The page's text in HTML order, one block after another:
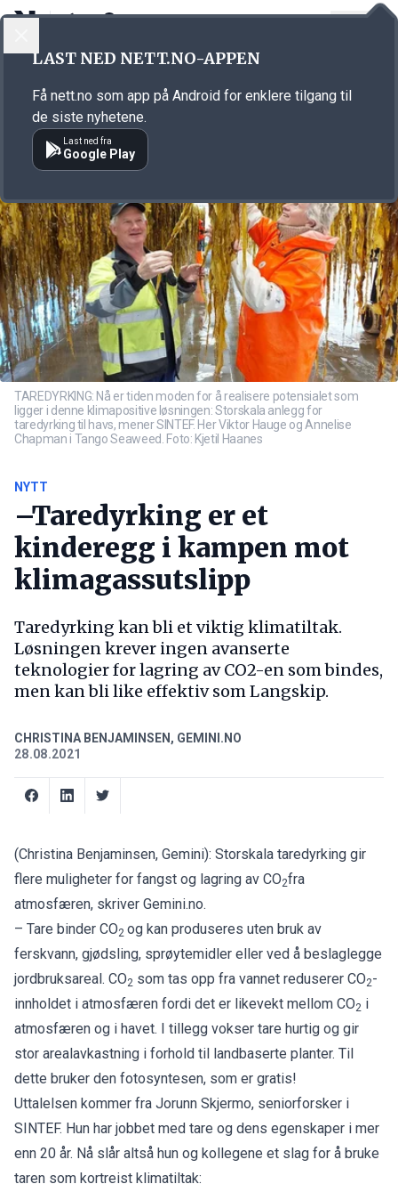
Annonsørinnhold
TAREDYRKING: Nå er tiden moden for å realisere potensialet som
ligger i denne klimapositive løsningen: Storskala anlegg for
taredyrking til havs, mener SINTEF. Her Viktor Hauge og Annelise
Chapman i Tango Seaweed. Foto: Kjetil Haanes
NYTT
–Taredyrking er et
kinderegg i kampen mot
klimagassutslipp
Taredyrking kan bli et viktig klimatiltak.
Løsningen krever ingen avanserte
teknologier for lagring av CO2-en som bindes,
men kan bli like effektiv som Langskip.
CHRISTINA BENJAMINSEN, GEMINI.NO
28.08.2021
(Christina Benjaminsen, Gemini): Storskala taredyrking gir
flere muligheter for fangst og lagring av CO2fra
atmosfæren, skriver Gemini.no.
– Tare binder CO2 og kan produseres uten bruk av
ferskvann, gjødsling, sprøytemidler eller ved å beslaglegge
jordbruksareal. CO2 som tas opp fra vannet reduserer CO2-
innholdet i atmosfæren fordi det er likevekt mellom CO2 i
atmosfæren og i havet. I tillegg vokser tare hurtig og gir
stor arealavkastning i forhold til landbaserte planter. Til
dette bruker den fotosyntesen, som er gratis!
Uttalelsen kommer fra Jorunn Skjermo, seniorforsker i
SINTEF. Hun har jobbet med tare og dens egenskaper i mer
enn 20 år. Nå slår altså hun og kollegene et slag for å bruke
taren som kortreist klimatiltak:
LAST NED NETT.NO-APPEN
Få nett.no som app på Android for enklere tilgang til
de siste nyhetene.
Last ned fra
Google Play